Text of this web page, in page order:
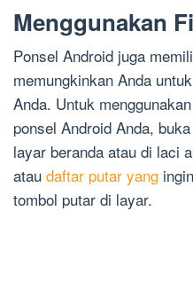
Menggunakan
Ponsel Android juga
memungkinkan Anda
Anda. Untuk
ponsel Android Anda,
layar beranda atau di laci
atau daftar putar yang
tombol putar di layar.